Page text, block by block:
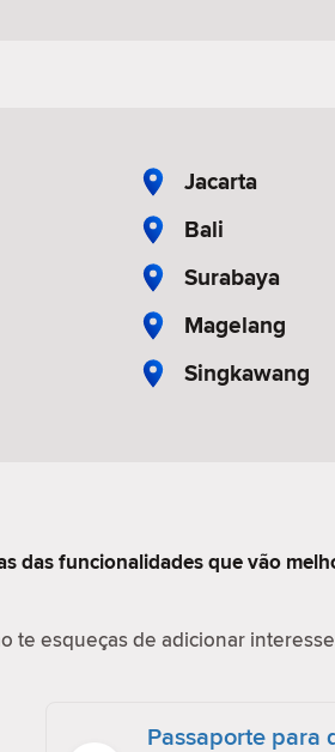
Jacarta
Bali
Surabaya
Magelang
Singkawang
das funcionalidades que vão
te esqueças de adicionar
Passaporte para